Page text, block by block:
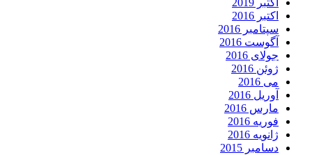
اکتبر 2019
اکتبر 2016
سپتامبر 2016
آگوست 2016
جولای 2016
ژوئن 2016
می 2016
آوریل 2016
مارس 2016
فوریه 2016
ژانویه 2016
دسامبر 2015